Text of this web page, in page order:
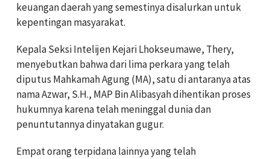
keuangan daerah yang semestinya disalurkan untuk
kepentingan masyarakat.
Kepala Seksi Intelijen Kejari Lhokseumawe, Thery,
menyebutkan bahwa dari lima perkara yang telah
diputus Mahkamah Agung (MA), satu di antaranya atas
nama Azwar, S.H., MAP Bin Alibasyah dihentikan proses
hukumnya karena telah meninggal dunia dan
penuntutannya dinyatakan gugur.
Empat orang terpidana lainnya yang telah